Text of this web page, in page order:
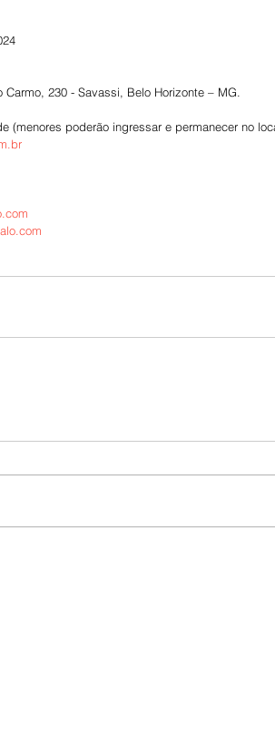
230 - Savassi, Belo Horizonte – MG.
(menores poderão ingressar e permanecer no